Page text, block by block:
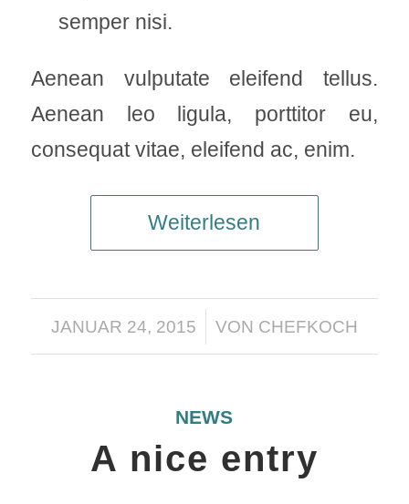
semper nisi.
Aenean vulputate eleifend tellus.
Aenean leo ligula, porttitor eu,
consequat vitae, eleifend ac, enim.
Weiterlesen
JANUAR 24, 2015
/ VON CHEFKOCH
NEWS
A nice entry